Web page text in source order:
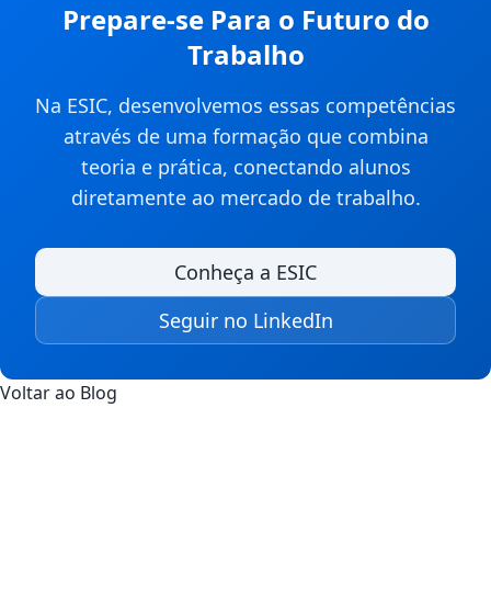
Prepare-se Para o Futuro do
Trabalho
Na ESIC, desenvolvemos essas competências
através de uma formação que combina
teoria e prática, conectando alunos
diretamente ao mercado de trabalho.
Conheça a ESIC
Seguir no LinkedIn
Voltar ao Blog